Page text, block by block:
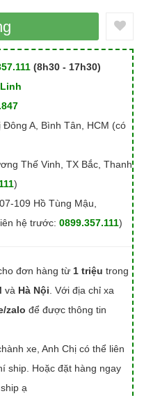
(8h30 - 17h30)
A, Bình Tân, HCM (có
Thế Vinh, TX Bắc, Thanh
)
109 Hồ Tùng Mậu,
hệ trước: 0899.357.111)
đơn hàng từ 1 triệu trong
và Hà Nội. Với địa chỉ xa
zalo để được thông tin
xe, Anh Chị có thể liên
ship. Hoặc đặt hàng ngay
ạ